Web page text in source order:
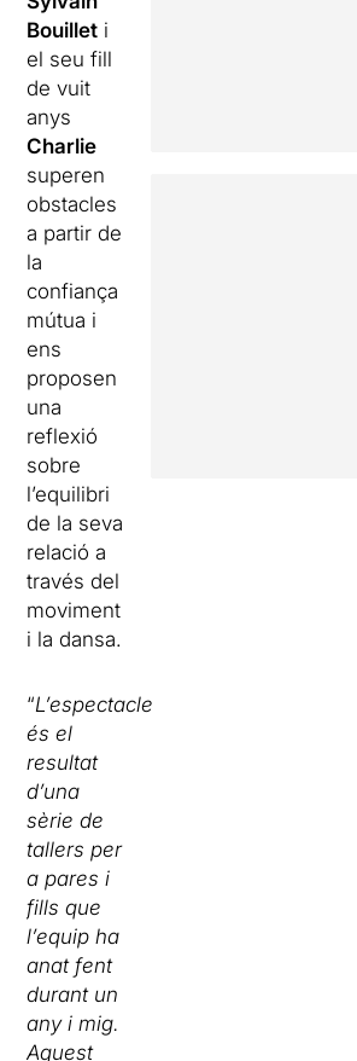
Bouillet i
el seu fill
de vuit
anys
Charlie
superen
obstacles
a partir de
la
confiança
mútua i
ens
proposen
una
reflexió
sobre
l’equilibri
de la seva
relació a
través del
moviment
i la dansa.
“L’espectacle
és el
resultat
d’una
sèrie de
tallers per
a pares i
fills que
l’equip ha
anat fent
durant un
any i mig.
Aquest